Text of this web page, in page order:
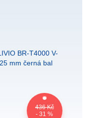
436 Kč
- 31 %